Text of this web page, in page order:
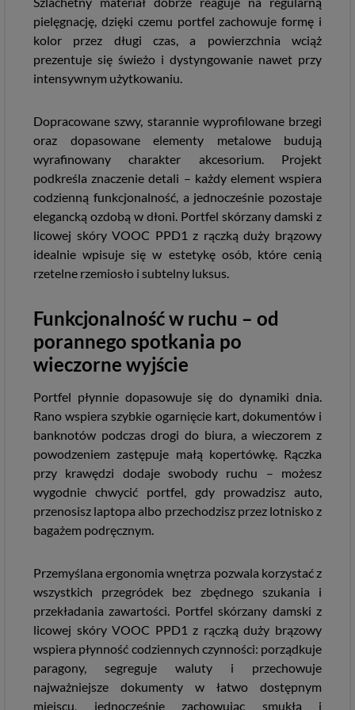
pielęgnację, dzięki czemu portfel zachowuje formę i
kolor przez długi czas, a powierzchnia wciąż
prezentuje się świeżo i dystyngowanie nawet przy
intensywnym użytkowaniu.
Dopracowane szwy, starannie wyprofilowane brzegi
oraz dopasowane elementy metalowe budują
wyrafinowany charakter akcesorium. Projekt
podkreśla znaczenie detali – każdy element wspiera
codzienną funkcjonalność, a jednocześnie pozostaje
elegancką ozdobą w dłoni. Portfel skórzany damski z
licowej skóry VOOC PPD1 z rączką duży brązowy
idealnie wpisuje się w estetykę osób, które cenią
rzetelne rzemiosło i subtelny luksus.
Funkcjonalność w ruchu – od
porannego spotkania po
wieczorne wyjście
Portfel płynnie dopasowuje się do dynamiki dnia.
Rano wspiera szybkie ogarnięcie kart, dokumentów i
banknotów podczas drogi do biura, a wieczorem z
powodzeniem zastępuje małą kopertówkę. Rączka
przy krawędzi dodaje swobody ruchu – możesz
wygodnie chwycić portfel, gdy prowadzisz auto,
przenosisz laptopa albo przechodzisz przez lotnisko z
bagażem podręcznym.
Przemyślana ergonomia wnętrza pozwala korzystać z
wszystkich przegródek bez zbędnego szukania i
przekładania zawartości. Portfel skórzany damski z
licowej skóry VOOC PPD1 z rączką duży brązowy
wspiera płynność codziennych czynności: porządkuje
paragony, segreguje waluty i przechowuje
najważniejsze dokumenty w łatwo dostępnym
miejscu, jednocześnie zachowując smukłą i